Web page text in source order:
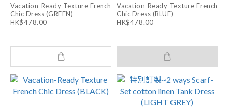
Vacation-Ready Texture French
Chic Dress (GREEN)
HK$478.00
Vacation-Ready Texture French
Chic Dress (BLUE)
HK$478.00